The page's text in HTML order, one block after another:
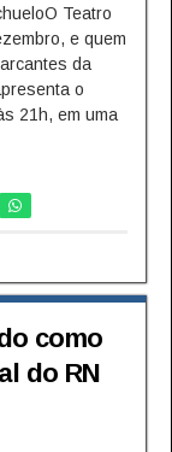
Teatro
e quem
da
o
21h, em uma
como
do RN